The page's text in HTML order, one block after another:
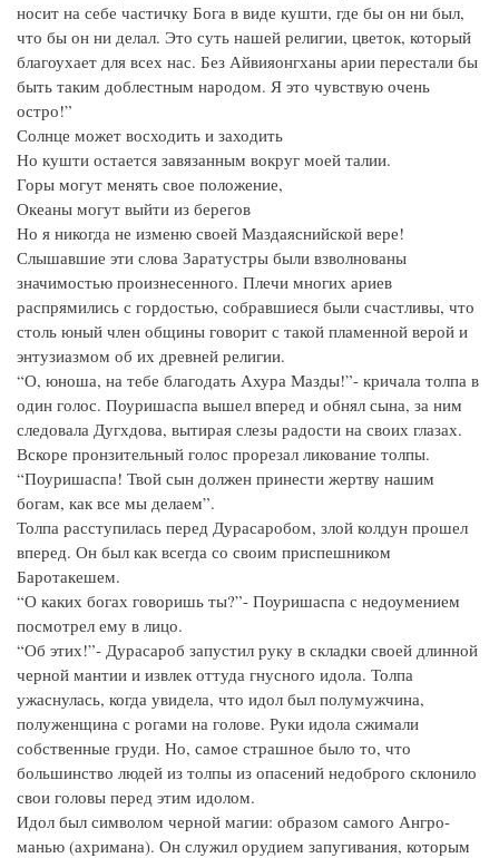
носит на себе частичку Бога в виде кушти, где бы он ни был,
что бы он ни делал. Это суть нашей религии, цветок, который
благоухает для всех нас. Без Айвияонгханы арии перестали бы
быть таким доблестным народом. Я это чувствую очень
остро!”
Солнце может восходить и заходить
Но кушти остается завязанным вокруг моей талии.
Горы могут менять свое положение,
Океаны могут выйти из берегов
Но я никогда не изменю своей Маздаяснийской вере!
Слышавшие эти слова Заратустры были взволнованы
значимостью произнесенного. Плечи многих ариев
распрямились с гордостью, собравшиеся были счастливы, что
столь юный член общины говорит с такой пламенной верой и
энтузиазмом об их древней религии.
“О, юноша, на тебе благодать Ахура Мазды!”- кричала толпа в
один голос. Поуришаспа вышел вперед и обнял сына, за ним
следовала Дугхдова, вытирая слезы радости на своих глазах.
Вскоре пронзительный голос прорезал ликование толпы.
“Поуришаспа! Твой сын должен принести жертву нашим
богам, как все мы делаем”.
Толпа расступилась перед Дурасаробом, злой колдун прошел
вперед. Он был как всегда со своим приспешником
Баротакешем.
“О каких богах говоришь ты?”- Поуришаспа с недоумением
посмотрел ему в лицо.
“Об этих!”- Дурасароб запустил руку в складки своей длинной
черной мантии и извлек оттуда гнусного идола. Толпа
ужаснулась, когда увидела, что идол был полумужчина,
полуженщина с рогами на голове. Руки идола сжимали
собственные груди. Но, самое страшное было то, что
большинство людей из толпы из опасений недоброго склонило
свои головы перед этим идолом.
Идол был символом черной магии: образом самого Ангро-
манью (ахримана). Он служил орудием запугивания, которым